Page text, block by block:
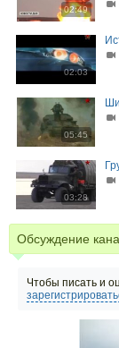
02:49
02:03
05:45
03:28
Обсуждение
Чтобы писать и